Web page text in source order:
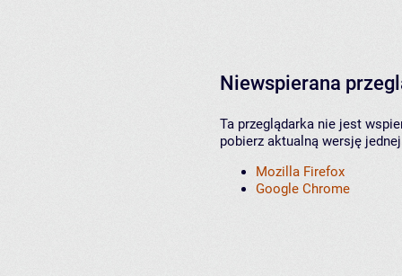
Niewspierana
Ta przeglądarka nie jest
pobierz aktualną wersję
Mozilla Firefox
Google Chrome